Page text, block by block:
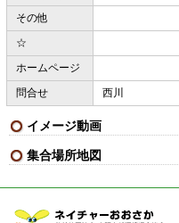
その他
☆
ホームページ
問合せ
西川
イメージ動画
集合場所地図